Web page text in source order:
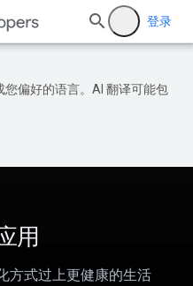
登录
您偏好的语言。AI 翻译可能包
用
方式过上更健康的生活